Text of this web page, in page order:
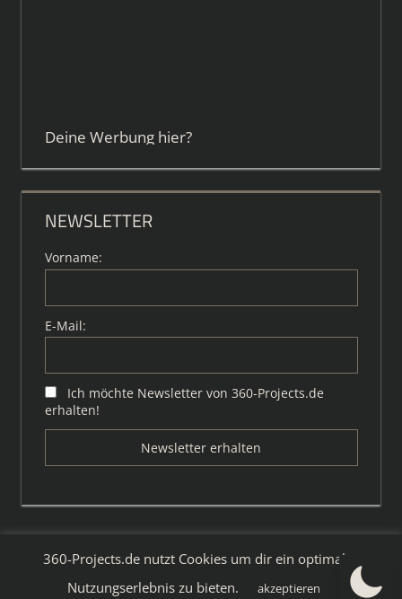
Deine Werbung hier?
NEWSLETTER
Vorname:
E-Mail:
Ich möchte Newsletter von 360-Projects.de
erhalten!
WordPress-Theme: Tortuga von ThemeZee.
360-Projects.de nutzt Cookies um dir ein optimales
Nutzungserlebnis zu bieten.
akzeptieren